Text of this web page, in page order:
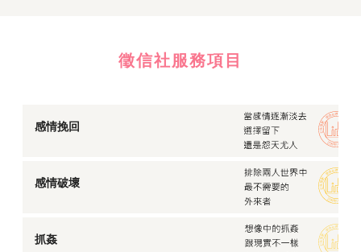
徵信社服務項目
感情挽回
感情破壞
抓姦